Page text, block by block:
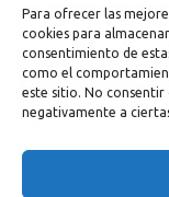
Para ofrecer las
cookies para
consentimiento de
como el
este sitio. No
negativamente a